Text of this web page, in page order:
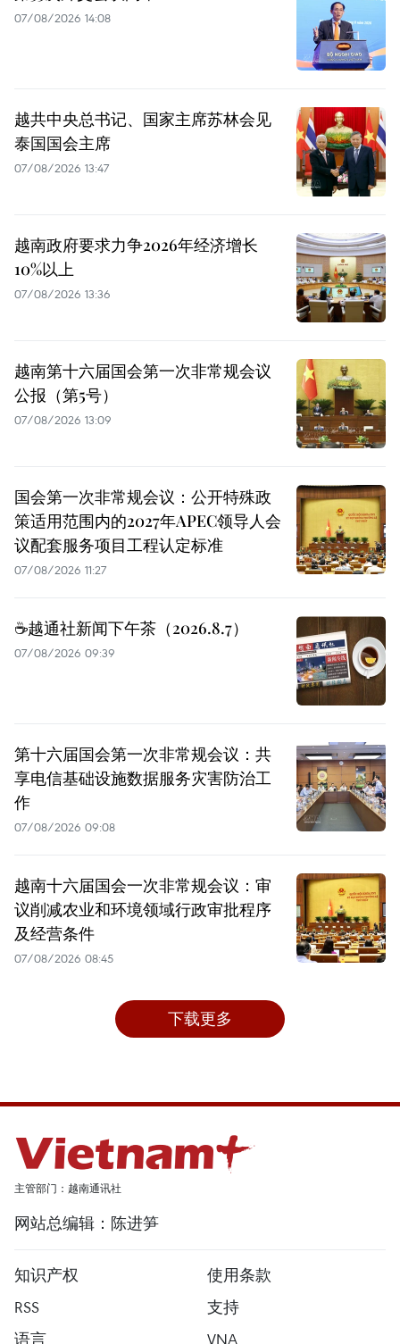
07/08/2026 14:08
越共中央总书记、国家主席苏林会见
泰国国会主席
07/08/2026 13:47
越南政府要求力争2026年经济增长
10%以上
07/08/2026 13:36
越南第十六届国会第一次非常规会议
公报（第5号）
07/08/2026 13:09
国会第一次非常规会议：公开特殊政
策适用范围内的2027年APEC领导人会
议配套服务项目工程认定标准
07/08/2026 11:27
☕️越通社新闻下午茶（2026.8.7）
07/08/2026 09:39
第十六届国会第一次非常规会议：共
享电信基础设施数据服务灾害防治工
作
07/08/2026 09:08
越南十六届国会一次非常规会议：审
议削减农业和环境领域行政审批程序
及经营条件
07/08/2026 08:45
下载更多
主管部门：越南通讯社
网站总编辑：陈进笋
知识产权
使用条款
RSS
支持
语言
VNA